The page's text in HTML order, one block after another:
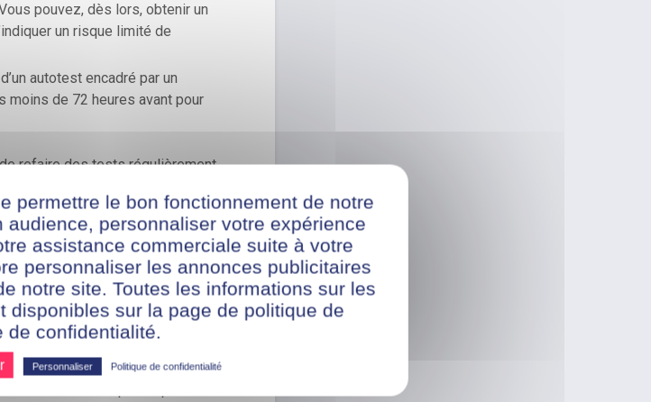
pouvez, dès lors, obtenir un
un risque limité de
autotest encadré par un
de 72 heures avant pour
refaire des tests régulièrement
?
à ce que vous soyez en règle
voulez) pas présenter de pass
congés et/ou de RTT. Ceci afin
vaccinal. Il ne pourra pas en
permettre le bon fonctionnement de notre
personnaliser votre expérience
assistance commerciale suite à votre
personnaliser les annonces publicitaires
notre site. Toutes les informations sur les
disponibles sur la page de politique de
de confidentialité.
Personnaliser Politique de confidentialité